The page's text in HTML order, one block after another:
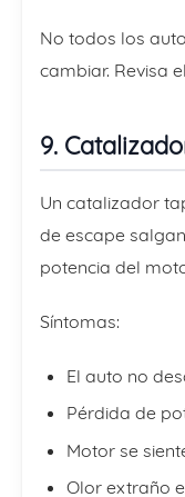
No todos los
cambiar. Revisa
9.
Un catalizador
de escape
potencia del
Síntomas:
El auto no
Pérdida de
Motor se
Olor extraño